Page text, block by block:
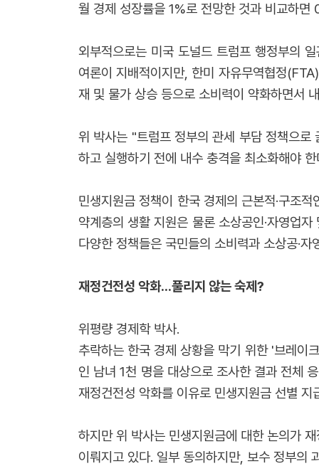
월 경제 성장률을 1%로 전망한 것과 비교하
외부적으로는 미국 도널드 트럼프 행정부의
여론이 지배적이지만, 한미 자유무역협정
재 및 물가 상승 등으로 소비력이 약화하면서
위 박사는 "트럼프 정부의 관세 부담 정책으
하고 실행하기 전에 내수 충격을 최소화해야
민생지원금 정책이 한국 경제의 근본적·구조
약계층의 생활 지원은 물론 소상공인·자영업
다양한 정책들은 국민들의 소비력과 소상공·
재정건전성 악화...풀리지 않는 숙제?
위평량 경제학 박사.
추락하는 한국 경제 상황을 막기 위한 '브레이
인 남녀 1천 명을 대상으로 조사한 결과 전체
재정건전성 악화를 이유로 민생지원금 선별 지
하지만 위 박사는 민생지원금에 대한 논의가
이뤄지고 있다. 일부 동의하지만, 보수 정부의